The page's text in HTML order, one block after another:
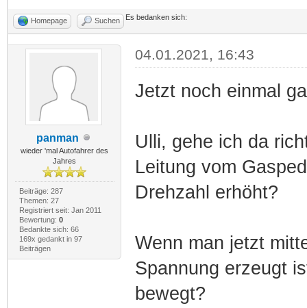
Homepage Suchen Es bedanken sich:
panman
wieder 'mal Autofahrer des
Jahres
Beiträge: 287
Themen: 27
Registriert seit: Jan 2011
Bewertung: 0
Bedankte sich: 66
169x gedankt in 97
Beiträgen
04.01.2021, 16:43
Jetzt noch einmal
Ulli, gehe ich da
Leitung vom
Drehzahl erhöht?
Wenn man jetzt
Spannung erzeugt
bewegt?